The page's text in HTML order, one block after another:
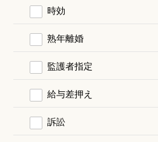
時効
熟年離婚
監護者指定
給与差押え
訴訟